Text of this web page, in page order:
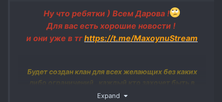
Ну что ребятки ) Всем Дарова !
Для вас есть хорошие новости !
и они уже в тг https://t.me/MaxoynuStream
Будет создан клан для всех желающих без каких
либо ограничений , каждый кто захочет быть в
нашем клане , будет у нас в клане ! ! !
Expand